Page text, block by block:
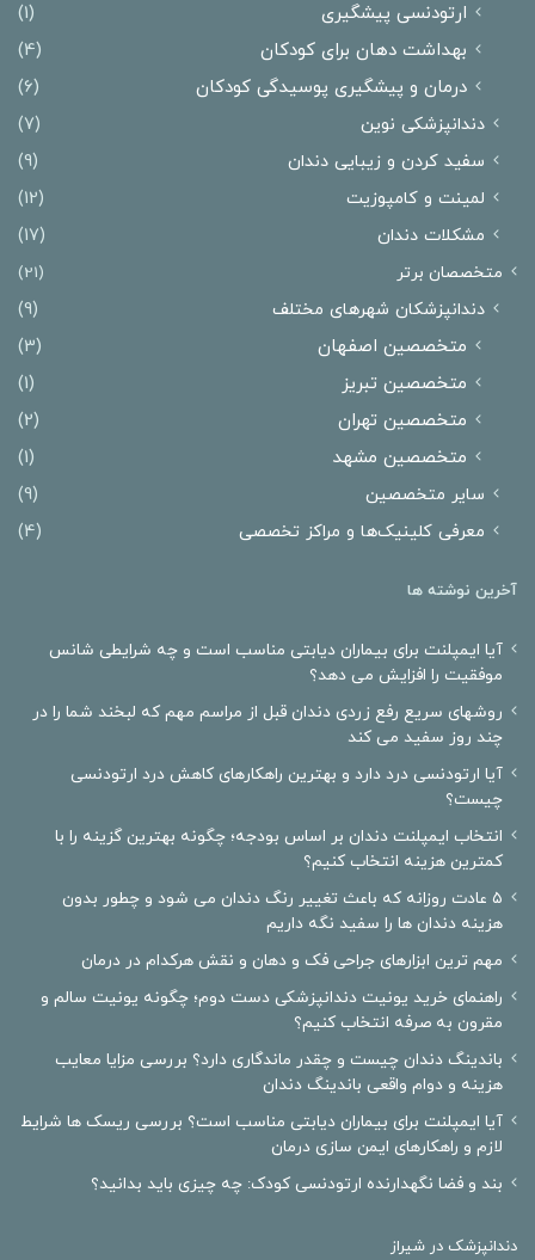
ارتودنسی پیشگیری
(1)
بهداشت دهان برای کودکان
(4)
درمان و پیشگیری پوسیدگی کودکان
(6)
دندانپزشکی نوین
(7)
سفید کردن و زیبایی دندان
(9)
لمینت و کامپوزیت
(12)
مشکلات دندان
(17)
متخصصان برتر (21)
دندانپزشکان شهرهای مختلف
(9)
متخصصین اصفهان
(3)
متخصصین تبریز
(1)
متخصصین تهران
(2)
متخصصین مشهد
(1)
سایر متخصصین
(9)
معرفی کلینیک‌ها و مراکز تخصصی
(4)
آخرین نوشته ها
آیا ایمپلنت برای بیماران دیابتی مناسب است و چه شرایطی شانس
موفقیت را افزایش می دهد؟
روشهای سریع رفع زردی دندان قبل از مراسم مهم که لبخند شما را در
چند روز سفید می کند
آیا ارتودنسی درد دارد و بهترین راهکارهای کاهش درد ارتودنسی
چیست؟
انتخاب ایمپلنت دندان بر اساس بودجه؛ چگونه بهترین گزینه را با
کمترین هزینه انتخاب کنیم؟
۵ عادت روزانه که باعث تغییر رنگ دندان می شود و چطور بدون
هزینه دندان ها را سفید نگه داریم
مهم ترین ابزارهای جراحی فک و دهان و نقش هرکدام در درمان
راهنمای خرید یونیت دندانپزشکی دست دوم؛ چگونه یونیت سالم و
مقرون به صرفه انتخاب کنیم؟
باندینگ دندان چیست و چقدر ماندگاری دارد؟ بررسی مزایا معایب
هزینه و دوام واقعی باندینگ دندان
آیا ایمپلنت برای بیماران دیابتی مناسب است؟ بررسی ریسک ها شرایط
لازم و راهکارهای ایمن سازی درمان
بند و فضا نگهدارنده ارتودنسی کودک: چه چیزی باید بدانید؟
دندانپزشک در شیراز